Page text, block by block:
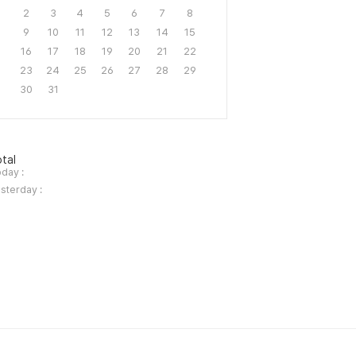
2
3 4 5 6 7
8
9
10 11 12 13 14
15
16
17 18 19 20 21
22
23
24 25 26 27 28
29
30
31
:
: